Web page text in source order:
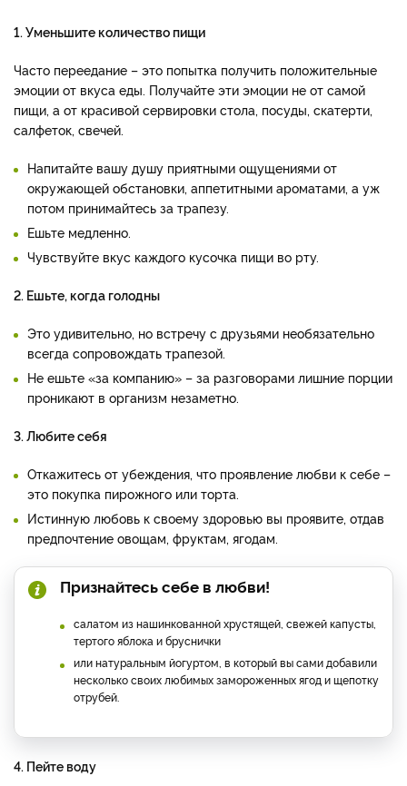
1. Уменьшите количество пищи
Часто переедание – это попытка получить положительные
эмоции от вкуса еды. Получайте эти эмоции не от самой
пищи, а от красивой сервировки стола, посуды, скатерти,
салфеток, свечей.
Напитайте вашу душу приятными ощущениями от
окружающей обстановки, аппетитными ароматами, а уж
потом принимайтесь за трапезу.
Ешьте медленно.
Чувствуйте вкус каждого кусочка пищи во рту.
2. Ешьте, когда голодны
Это удивительно, но встречу с друзьями необязательно
всегда сопровождать трапезой.
Не ешьте «за компанию» – за разговорами лишние порции
проникают в организм незаметно.
3. Любите себя
Откажитесь от убеждения, что проявление любви к себе –
это покупка пирожного или торта.
Истинную любовь к своему здоровью вы проявите, отдав
предпочтение овощам, фруктам, ягодам.
Признайтесь себе в любви!
салатом из нашинкованной хрустящей, свежей капусты,
тертого яблока и бруснички
или натуральным йогуртом, в который вы сами добавили
несколько своих любимых замороженных ягод и щепотку
отрубей.
4. Пейте воду